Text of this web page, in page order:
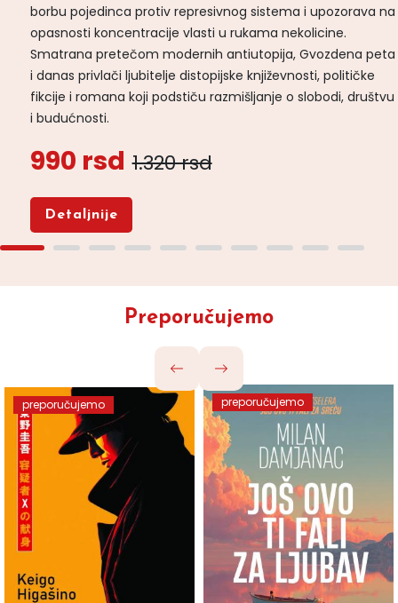
borbu pojedinca protiv represivnog sistema i upozorava na
opasnosti koncentracije vlasti u rukama nekolicine.
Smatrana pretečom modernih antiutopija, Gvozdena peta
i danas privlači ljubitelje distopijske književnosti, političke
fikcije i romana koji podstiču razmišljanje o slobodi, društvu
i budućnosti.
990 rsd 1.320 rsd
Detaljnije
Preporučujemo
preporučujemo preporučujemo